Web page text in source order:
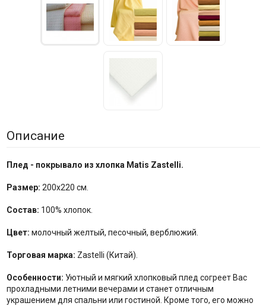
Описание
Плед - покрывало из хлопка Matis Zastelli.
Размер: 200x220 см.
Состав: 100% хлопок.
Цвет: молочный желтый, песочный, верблюжий.
Торговая марка: Zastelli (Китай).
Особенности: Уютный и мягкий хлопковый плед согреет Вас
прохладными летними вечерами и станет отличным
украшением для спальни или гостиной. Кроме того, его можно